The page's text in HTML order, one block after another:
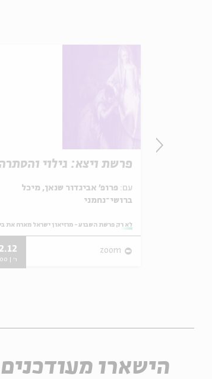
פרשת ויצא: גילוי
עם: פרופ' אביגדור שנאן, מיכל
ברושי־נחמני
מתוך:
לא רק פרשת השבוע - מוזיאון ישראל מארח את
zoom
ו' | 11:00
הישארו מעודכנים